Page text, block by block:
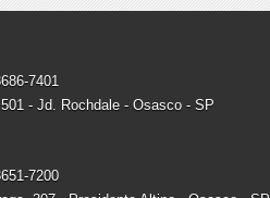
7401
- Jd. Rochdale - Osasco - SP
7200